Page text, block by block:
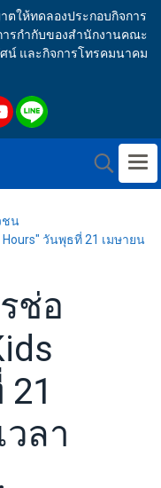
ให้ทดลองประกอบกิจการ
ารกำกับของสำนักงานคณะ
ศน์ และกิจการโทรคมนาคม
ชน
วันพุธที่ 21 เมษายน
ช่อ
วลา